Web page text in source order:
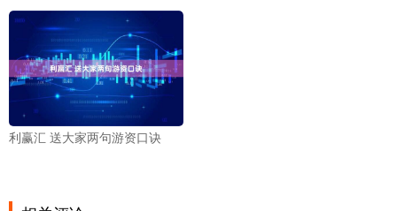
利赢汇 送大家两句游资口诀